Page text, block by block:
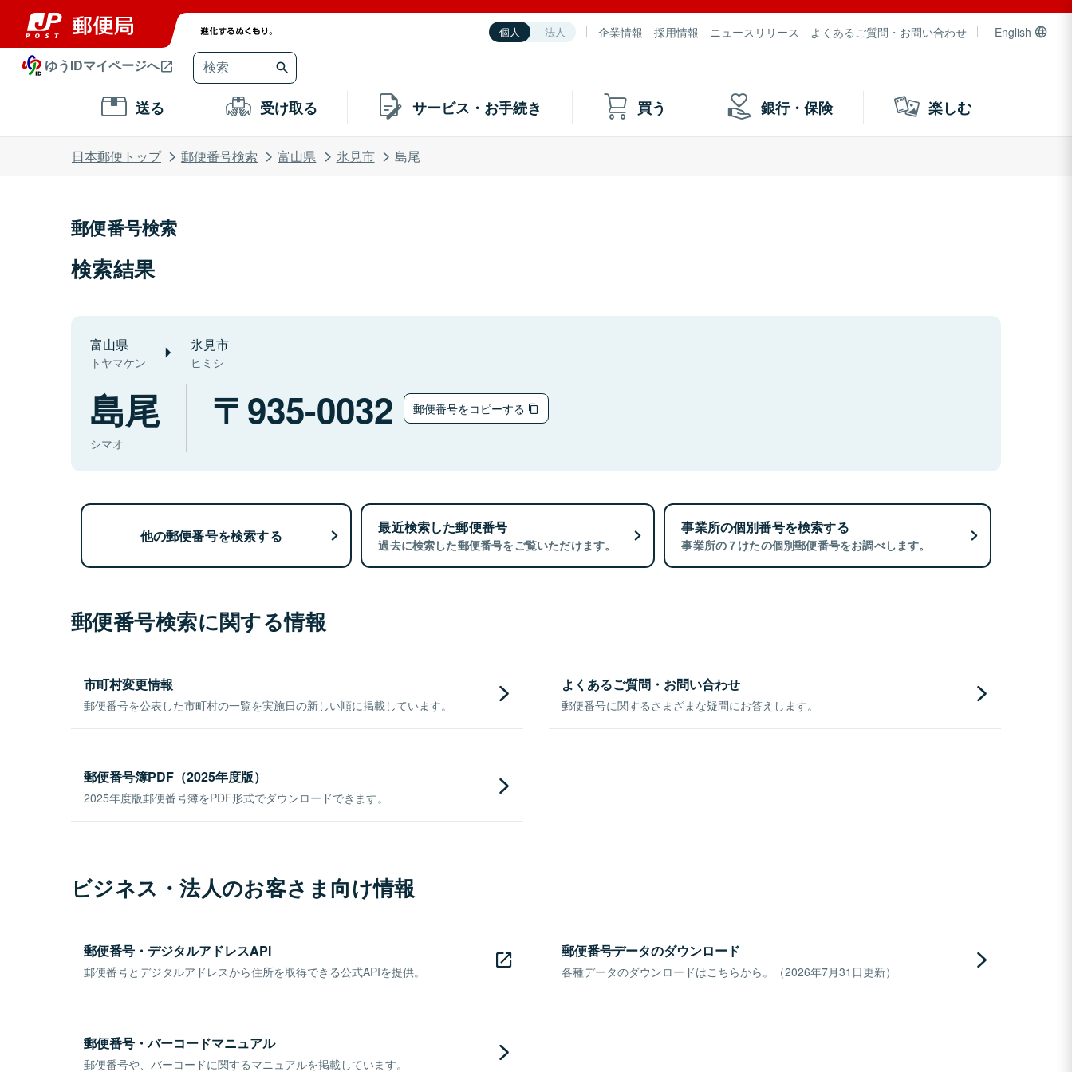
個人 法人 企業情報 採用情報 ニュースリリース よくあるご質問・お問い合わせ English
ゆうIDマイページへ
送る 受け取る サービス・お手続き 買う 銀行・保険 楽しむ
日本郵便トップ 郵便番号検索 富山県 氷見市 島尾
郵便番号検索
検索結果
富山県
トヤマケン
氷見市
ヒミシ
島尾
シマオ
935-0032 郵便番号をコピーする
他の郵便番号を検索する 最近検索した郵便番号
過去に検索した郵便番号をご覧いただけます。
事業所の個別番号を検索する
事業所の７けたの個別郵便番号をお調べします。
郵便番号検索に関する情報
市町村変更情報
郵便番号を公表した市町村の一覧を実施日の新しい順に掲載しています。
よくあるご質問・お問い合わせ
郵便番号に関するさまざまな疑問にお答えします。
郵便番号簿PDF（2025年度版）
2025年度版郵便番号簿をPDF形式でダウンロードできます。
ビジネス・法人のお客さま向け情報
郵便番号・デジタルアドレスAPI
郵便番号とデジタルアドレスから住所を取得できる公式APIを提供。
郵便番号データのダウンロード
各種データのダウンロードはこちらから。（2026年7月31日更新）
郵便番号・バーコードマニュアル
郵便番号や、バーコードに関するマニュアルを掲載しています。